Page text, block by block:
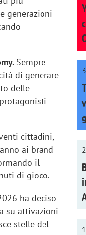
generazioni
Sempre
di generare
delle
cittadini,
ai brand
il
di gioco.
ha deciso
su attivazioni
stelle del